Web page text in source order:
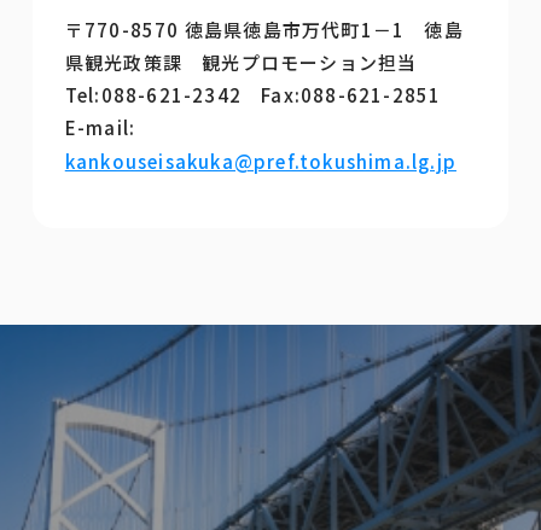
〒770-8570 徳島県徳島市万代町1－1 徳島
県観光政策課 観光プロモーション担当
Tel:088-621-2342 Fax:088-621-2851
E-mail:
kankouseisakuka@pref.tokushima.lg.jp